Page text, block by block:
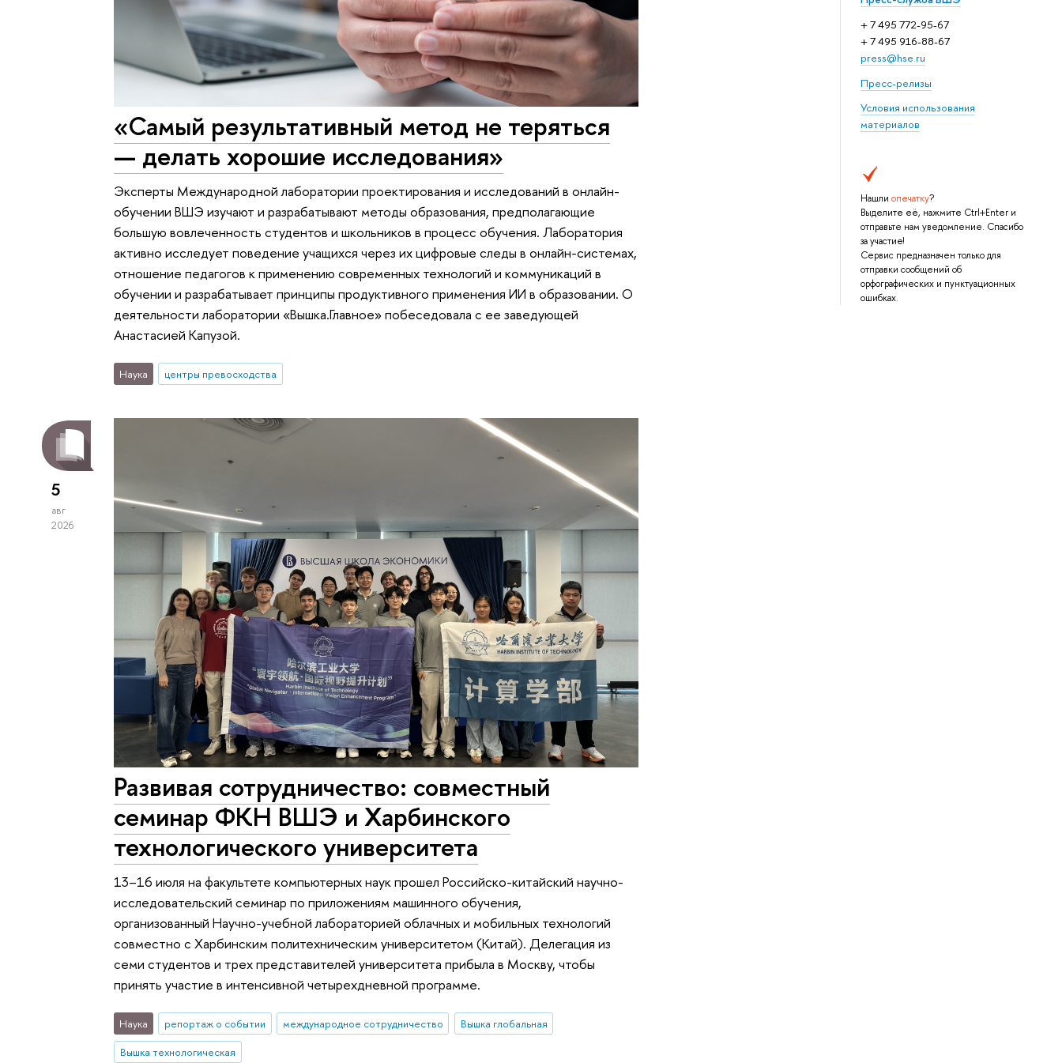
+ 7 495 772-95-67
+ 7 495 916-88-67
press@hse.ru
Пресс-релизы
Условия использования
материалов
Нашли опечатку?
Выделите её, нажмите Ctrl+Enter и
отправьте нам уведомление. Спасибо
за участие!
Сервис предназначен только для
отправки сообщений об
орфографических и пунктуационных
ошибках.
«Самый результативный метод не теряться
— делать хорошие исследования»
Эксперты Международной лаборатории проектирования и исследований в онлайн-
обучении ВШЭ изучают и разрабатывают методы образования, предполагающие
большую вовлеченность студентов и школьников в процесс обучения. Лаборатория
активно исследует поведение учащихся через их цифровые следы в онлайн-системах,
отношение педагогов к применению современных технологий и коммуникаций в
обучении и разрабатывает принципы продуктивного применения ИИ в образовании. О
деятельности лаборатории «Вышка.Главное» побеседовала с ее заведующей
Анастасией Капузой.
Наука центры превосходства
5
авг
2026
Развивая сотрудничество: совместный
семинар ФКН ВШЭ и Харбинского
технологического университета
13–16 июля на факультете компьютерных наук прошел Российско-китайский научно-
исследовательский семинар по приложениям машинного обучения,
организованный Научно-учебной лабораторией облачных и мобильных технологий
совместно с Харбинским политехническим университетом (Китай). Делегация из
семи студентов и трех представителей университета прибыла в Москву, чтобы
принять участие в интенсивной четырехдневной программе.
Наука репортаж о событии международное сотрудничество
Вышка глобальная
Вышка технологическая